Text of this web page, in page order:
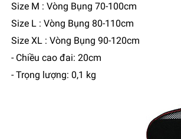
Size M : Vòng Bụng 70-100cm
Size L : Vòng Bụng 80-110cm
Size XL : Vòng Bụng 90-120cm
- Chiều cao đai: 20cm
- Trọng lượng: 0,1 kg